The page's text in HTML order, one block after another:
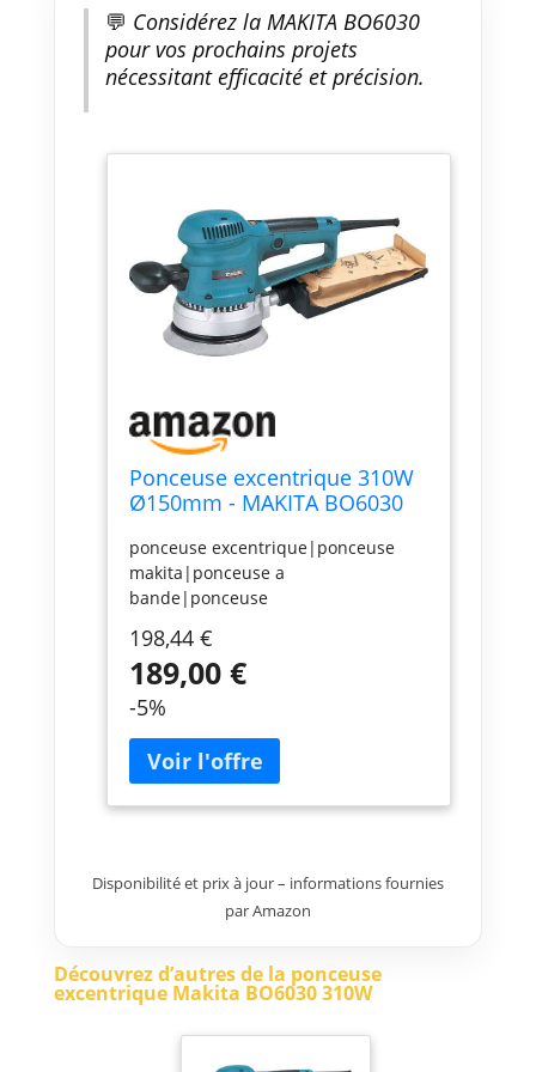
💬 Considérez la MAKITA BO6030
pour vos prochains projets
nécessitant efficacité et précision.
Ponceuse excentrique 310W
Ø150mm - MAKITA BO6030
ponceuse excentrique|ponceuse
makita|ponceuse a
bande|ponceuse
cher|ponceuse electrique|ponceuse
filaire|ponceuse orbitale|ponceuse
robuste|ponceuse bois|achat
intensive|ponceuse 310
W|ponceuse de
198,44 €
189,00 €
-5%
Disponibilité et prix à jour – informations fournies
par Amazon
Découvrez d’autres de la ponceuse
excentrique Makita BO6030 310W